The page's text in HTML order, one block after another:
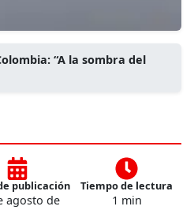
“A la sombra del
publicación
agosto de
Tiempo de lectura
1 min